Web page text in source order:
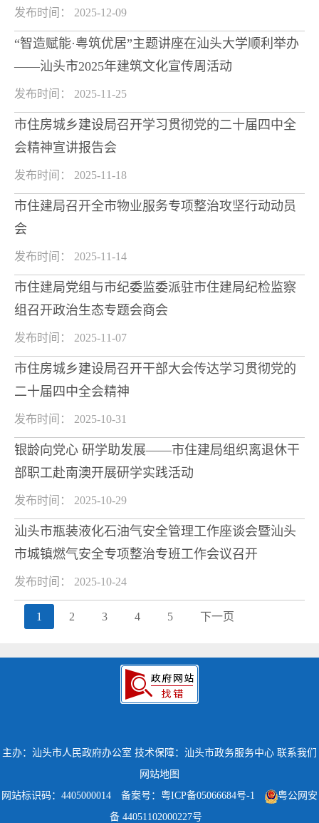
发布时间： 2025-12-09
“智造赋能·粤筑优居”主题讲座在汕头大学顺利举办
——汕头市2025年建筑文化宣传周活动
发布时间： 2025-11-25
市住房城乡建设局召开学习贯彻党的二十届四中全
会精神宣讲报告会
发布时间： 2025-11-18
市住建局召开全市物业服务专项整治攻坚行动动员
会
发布时间： 2025-11-14
市住建局党组与市纪委监委派驻市住建局纪检监察
组召开政治生态专题会商会
发布时间： 2025-11-07
市住房城乡建设局召开干部大会传达学习贯彻党的
二十届四中全会精神
发布时间： 2025-10-31
银龄向党心 研学助发展——市住建局组织离退休干
部职工赴南澳开展研学实践活动
发布时间： 2025-10-29
汕头市瓶装液化石油气安全管理工作座谈会暨汕头
市城镇燃气安全专项整治专班工作会议召开
发布时间： 2025-10-24
1 2 3 4 5 下一页
主办：汕头市人民政府办公室 技术保障：汕头市政务服务中心 联系我们
网站地图
网站标识码：4405000014
备案号：粤ICP备05066684号-1
粤公网安
备 44051102000227号